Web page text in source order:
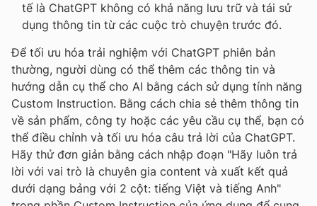
tế là ChatGPT không có khả năng lưu trữ và tái sử
dụng thông tin từ các cuộc trò chuyện trước đó.
Để tối ưu hóa trải nghiệm với ChatGPT phiên bản
thường, người dùng có thể thêm các thông tin và
hướng dẫn cụ thể cho AI bằng cách sử dụng tính năng
Custom Instruction. Bằng cách chia sẻ thêm thông tin
về sản phẩm, công ty hoặc các yêu cầu cụ thể, bạn có
thể điều chỉnh và tối ưu hóa câu trả lời của ChatGPT.
Hãy thử đơn giản bằng cách nhập đoạn "Hãy luôn trả
lời với vai trò là chuyên gia content và xuất kết quả
dưới dạng bảng với 2 cột: tiếng Việt và tiếng Anh"